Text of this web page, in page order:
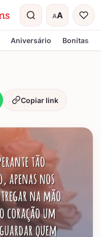
AA
Tamanho do
Aniversário Bonitas
Copiar link